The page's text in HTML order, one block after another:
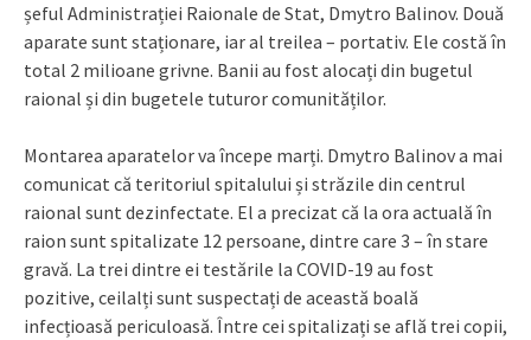
șeful Administrației Raionale de Stat, Dmytro Balinov. Două
aparate sunt staționare, iar al treilea – portativ. Ele costă în
total 2 milioane grivne. Banii au fost alocați din bugetul
raional și din bugetele tuturor comunităților.
Montarea aparatelor va începe marți. Dmytro Balinov a mai
comunicat că teritoriul spitalului și străzile din centrul
raional sunt dezinfectate. El a precizat că la ora actuală în
raion sunt spitalizate 12 persoane, dintre care 3 – în stare
gravă. La trei dintre ei testările la COVID-19 au fost
pozitive, ceilalți sunt suspectați de această boală
infecțioasă periculoasă. Între cei spitalizați se află trei copii,